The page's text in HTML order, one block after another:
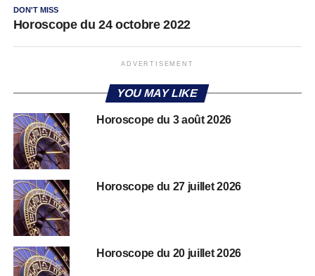
DON'T MISS
Horoscope du 24 octobre 2022
ADVERTISEMENT
YOU MAY LIKE
Horoscope du 3 août 2026
Horoscope du 27 juillet 2026
Horoscope du 20 juillet 2026